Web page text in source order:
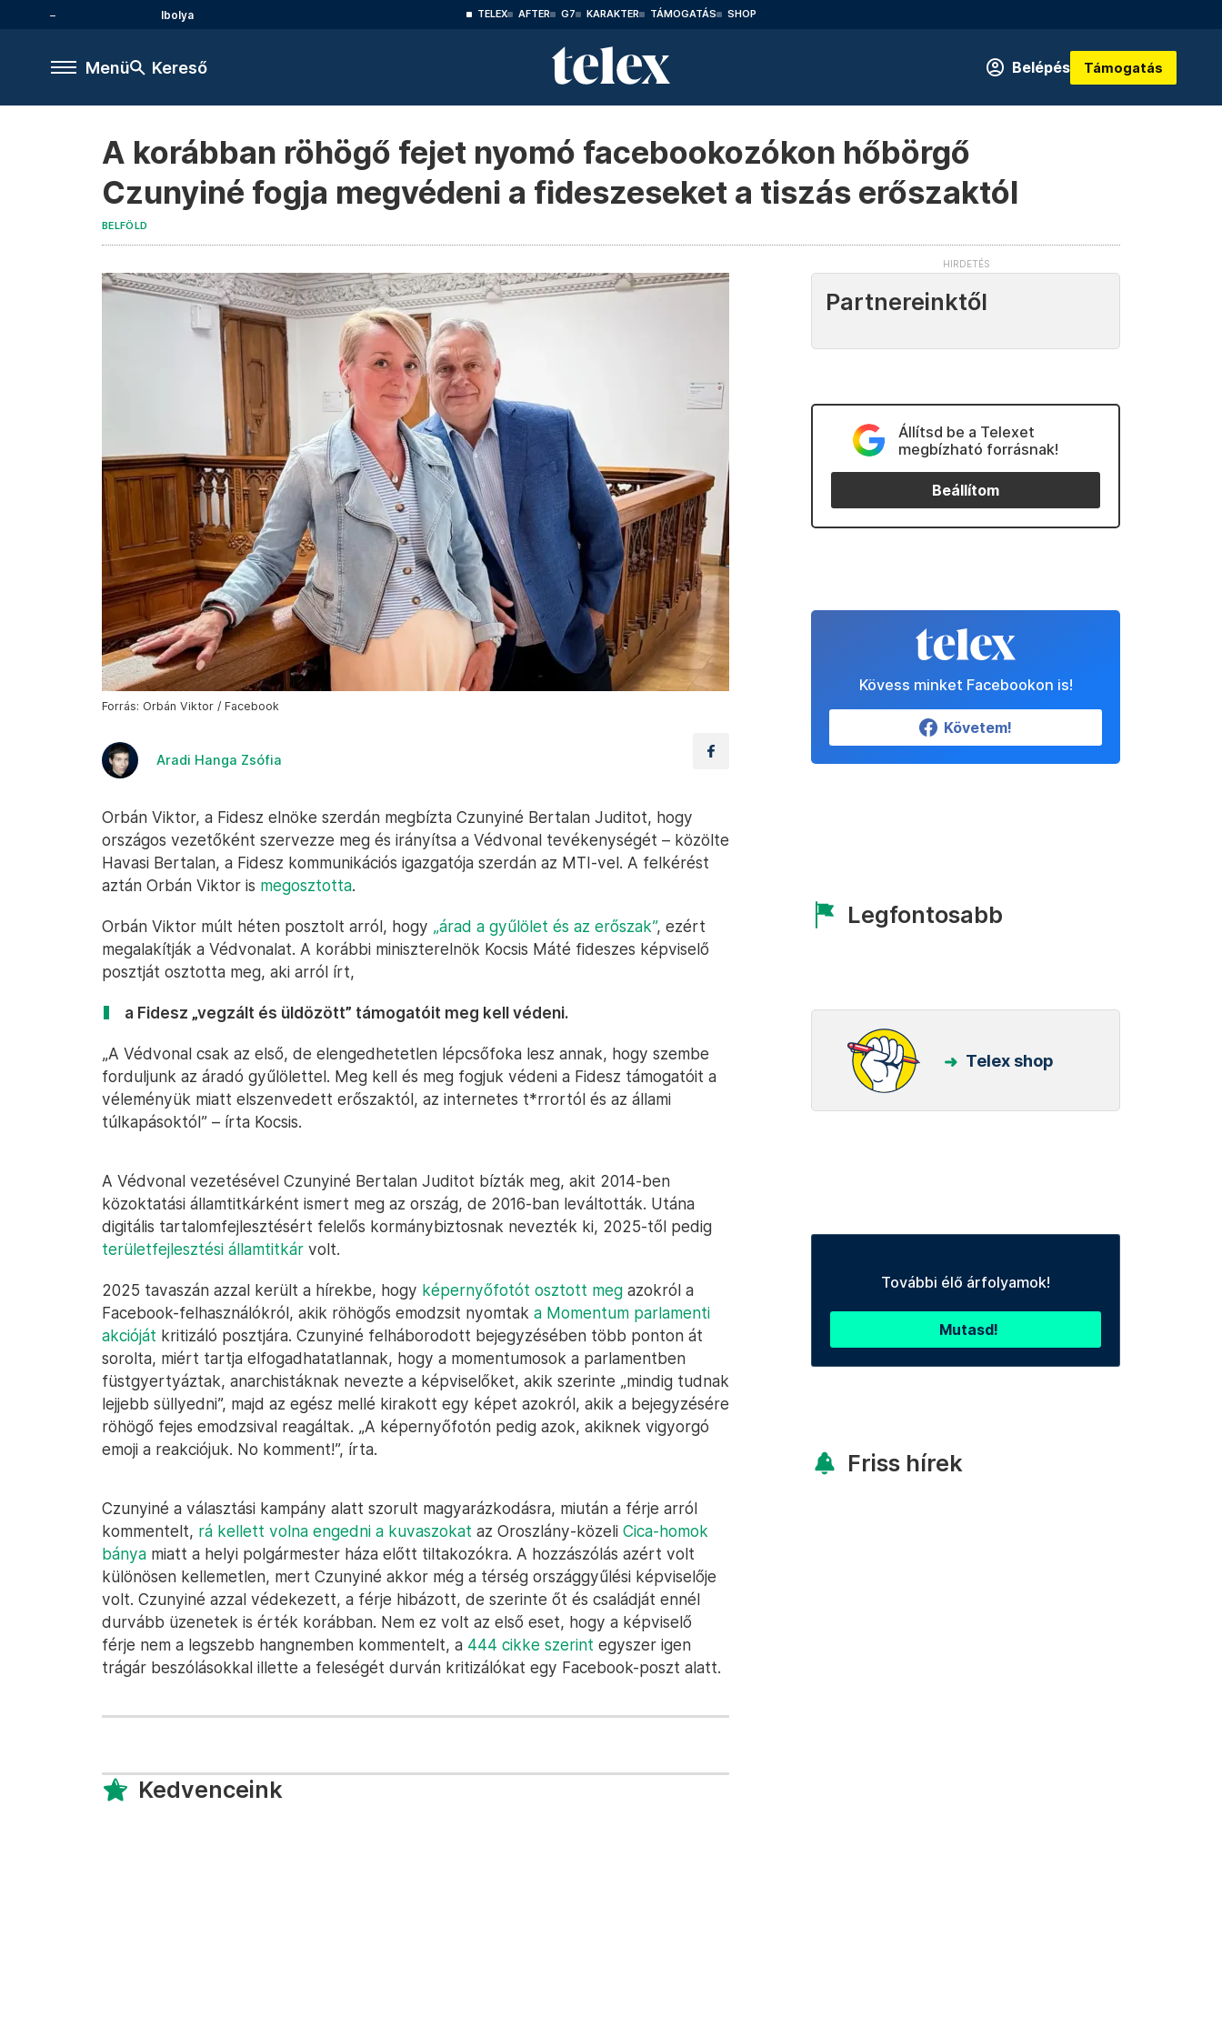
Ibolya TELEX AFTER G7 KARAKTER TÁMOGATÁS SHOP
Menü Kereső Belépés Támogatás
A korábban röhögő fejet nyomó facebookozókon hőbörgő
Czunyiné fogja megvédeni a fideszeseket a tiszás erőszaktól
BELFÖLD
Forrás: Orbán Viktor / Facebook
Aradi Hanga Zsófia
Orbán Viktor, a Fidesz elnöke szerdán megbízta Czunyiné Bertalan Juditot, hogy
országos vezetőként szervezze meg és irányítsa a Védvonal tevékenységét – közölte
Havasi Bertalan, a Fidesz kommunikációs igazgatója szerdán az MTI-vel. A felkérést
aztán Orbán Viktor is megosztotta.
Orbán Viktor múlt héten posztolt arról, hogy „árad a gyűlölet és az erőszak”, ezért
megalakítják a Védvonalat. A korábbi miniszterelnök Kocsis Máté fideszes képviselő
posztját osztotta meg, aki arról írt,
a Fidesz „vegzált és üldözött” támogatóit meg kell védeni.
„A Védvonal csak az első, de elengedhetetlen lépcsőfoka lesz annak, hogy szembe
forduljunk az áradó gyűlölettel. Meg kell és meg fogjuk védeni a Fidesz támogatóit a
véleményük miatt elszenvedett erőszaktól, az internetes t*rrortól és az állami
túlkapásoktól” – írta Kocsis.
A Védvonal vezetésével Czunyiné Bertalan Juditot bízták meg, akit 2014-ben
közoktatási államtitkárként ismert meg az ország, de 2016-ban leváltották. Utána
digitális tartalomfejlesztésért felelős kormánybiztosnak nevezték ki, 2025-től pedig
területfejlesztési államtitkár volt.
2025 tavaszán azzal került a hírekbe, hogy képernyőfotót osztott meg azokról a
Facebook-felhasználókról, akik röhögős emodzsit nyomtak a Momentum parlamenti
akcióját kritizáló posztjára. Czunyiné felháborodott bejegyzésében több ponton át
sorolta, miért tartja elfogadhatatlannak, hogy a momentumosok a parlamentben
füstgyertyáztak, anarchistáknak nevezte a képviselőket, akik szerinte „mindig tudnak
lejjebb süllyedni”, majd az egész mellé kirakott egy képet azokról, akik a bejegyzésére
röhögő fejes emodzsival reagáltak. „A képernyőfotón pedig azok, akiknek vigyorgó
emoji a reakciójuk. No komment!”, írta.
Czunyiné a választási kampány alatt szorult magyarázkodásra, miután a férje arról
kommentelt, rá kellett volna engedni a kuvaszokat az Oroszlány-közeli Cica-homok
bánya miatt a helyi polgármester háza előtt tiltakozókra. A hozzászólás azért volt
különösen kellemetlen, mert Czunyiné akkor még a térség országgyűlési képviselője
volt. Czunyiné azzal védekezett, a férje hibázott, de szerinte őt és családját ennél
durvább üzenetek is érték korábban. Nem ez volt az első eset, hogy a képviselő
férje nem a legszebb hangnemben kommentelt, a 444 cikke szerint egyszer igen
trágár beszólásokkal illette a feleségét durván kritizálókat egy Facebook-poszt alatt.
Kedvenceink
Partnereinktől
Állítsd be a Telexet
megbízható forrásnak!
Beállítom
Kövess minket Facebookon is!
Követem!
Legfontosabb
Telex shop
További élő árfolyamok!
Mutasd!
Friss hírek